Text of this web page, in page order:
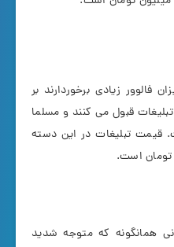
فالوور زیادی برخوردارند بر
قبول می کنند و مسلما
قیمت تبلیغات در این دسته
همانگونه که متوجه شدید